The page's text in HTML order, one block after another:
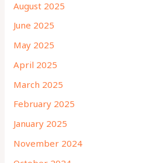
August 2025
June 2025
May 2025
April 2025
March 2025
February 2025
January 2025
November 2024